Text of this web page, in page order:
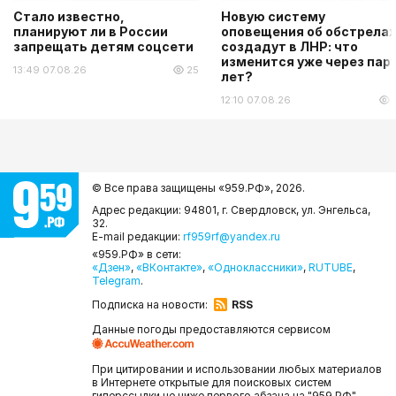
Стало известно,
планируют ли в России
запрещать детям соцсети
13:49 07.08.26 25
Новую систему
оповещения об обстрелах
создадут в ЛНР: что
изменится уже через
лет?
12:10 07.08.26
© Все права защищены «959.РФ», 2026.
Адрес редакции: 94801, г. Свердловск, ул. Энгельса,
32.
E-mail редакции: rf959rf@yandex.ru
«959.РФ» в сети:
«Дзен», «ВКонтакте», «Одноклассники», RUTUBE,
Telegram.
Подписка на новости:
RSS
Данные погоды предоставляются сервисом
При цитировании и использовании любых материалов
в Интернете открытые для поисковых систем